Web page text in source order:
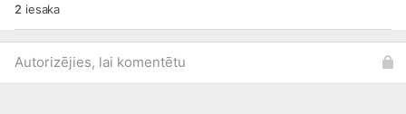
2 iesaka
Autorizējies, lai komentētu